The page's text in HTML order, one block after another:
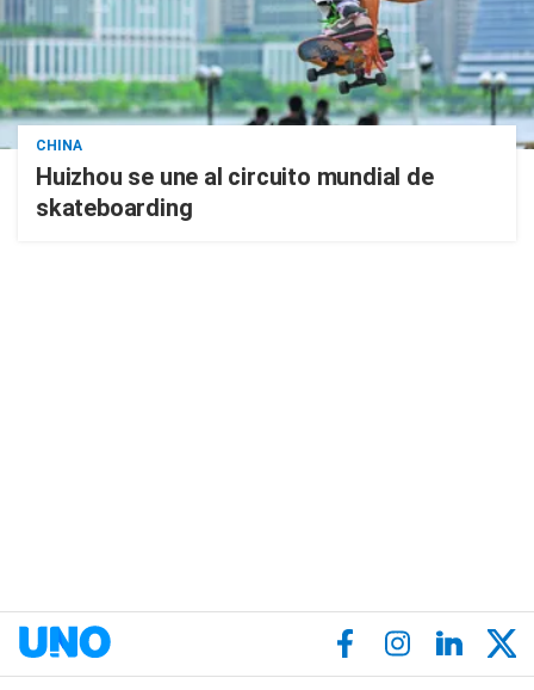
CHINA
Huizhou se une al circuito mundial de
skateboarding